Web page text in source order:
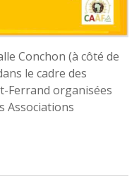
Conchon (à côté de
le cadre des
Ferrand organisées
Associations